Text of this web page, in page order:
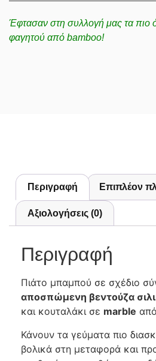
Έφτασαν στη συλλογή μας τα πιο
φαγητού από bamboo!
Περιγραφή Επιπλέον
Αξιολογήσεις (0)
Περιγραφή
Πιάτο μπαμπού σε σχέδιο
αποσπώμενη βεντούζα
και κουταλάκι σε marble
Κάνουν τα γεύματα πιο
βολικά στη μεταφορά και